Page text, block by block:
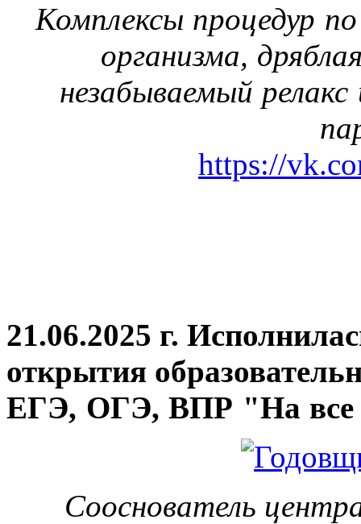
Комплексы процедур
организма,
незабываемый
https://
21.06.2025 г.
открытия
ЕГЭ, ОГЭ, ВПР "На все
Сооснователь